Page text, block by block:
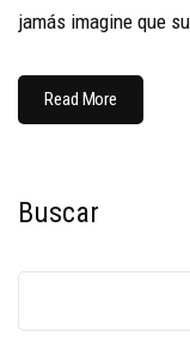
jamás imagine que
Read More
Buscar